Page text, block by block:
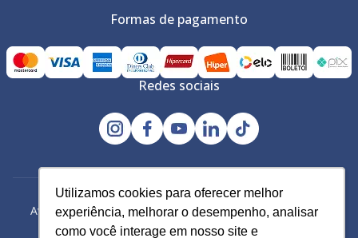
Utilizamos cookies para oferecer melhor
experiência, melhorar o desempenho, analisar
como você interage em nosso site e
Utilizamos cookies para oferecer melhor
experiência, melhorar o desempenho, analisar
como você interage em nosso site e
Formas de pagamento
Redes sociais
Avacy Distribuidora e Comércio de Calçados Ltda | CNPJ:
61.234.829/0001-43